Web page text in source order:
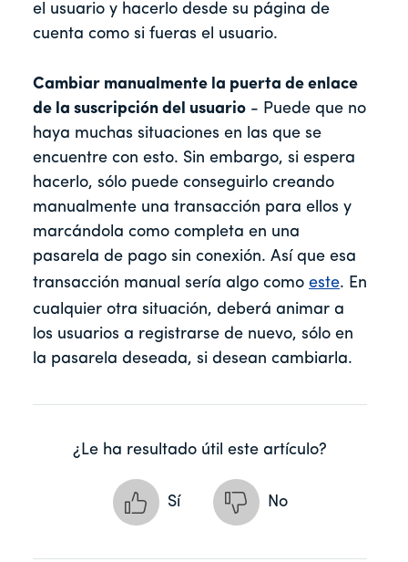
el usuario y hacerlo desde su página de
cuenta como si fueras el usuario.
Cambiar manualmente la puerta de enlace
de la suscripción del usuario - Puede que no
haya muchas situaciones en las que se
encuentre con esto. Sin embargo, si espera
hacerlo, sólo puede conseguirlo creando
manualmente una transacción para ellos y
marcándola como completa en una
pasarela de pago sin conexión. Así que esa
transacción manual sería algo como este. En
cualquier otra situación, deberá animar a
los usuarios a registrarse de nuevo, sólo en
la pasarela deseada, si desean cambiarla.
¿Le ha resultado útil este artículo?
Sí No